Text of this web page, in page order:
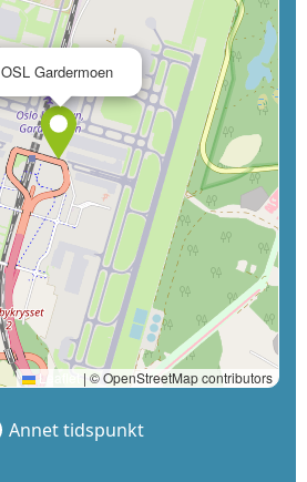
OSL Gardermoen
Leaflet | © OpenStreetMap contributors
Annet tidspunkt